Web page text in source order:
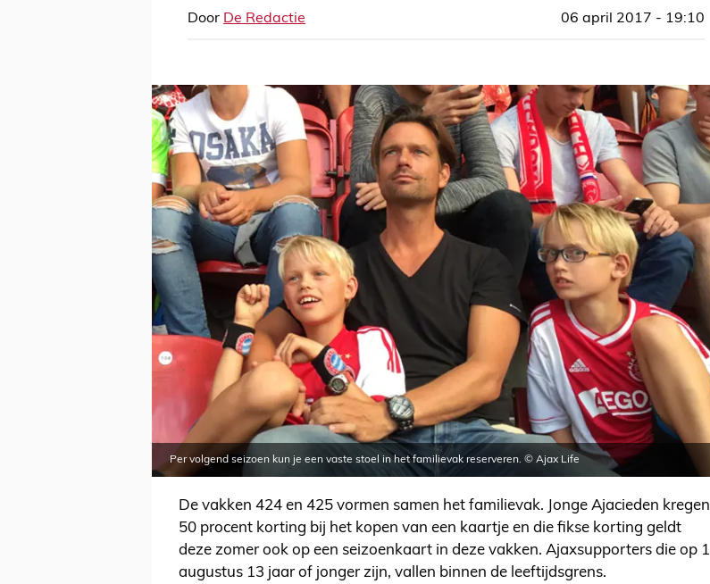
Door De Redactie 06 april 2017 - 19:10
Per volgend seizoen kun je een vaste stoel in het familievak reserveren. © Ajax Life
De vakken 424 en 425 vormen samen het familievak. Jonge Ajacieden kregen
50 procent korting bij het kopen van een kaartje en die fikse korting geldt
deze zomer ook op een seizoenkaart in deze vakken. Ajaxsupporters die op 1
augustus 13 jaar of jonger zijn, vallen binnen de leeftijdsgrens.